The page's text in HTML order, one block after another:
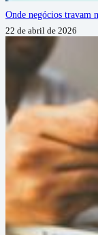
Onde negócios travam
22 de abril de 2026